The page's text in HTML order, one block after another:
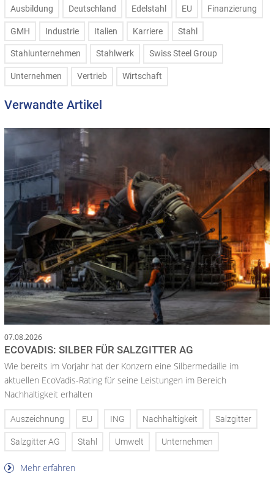
Ausbildung Deutschland Edelstahl EU Finanzierung
GMH Industrie Italien Karriere Stahl
Stahlunternehmen Stahlwerk Swiss Steel Group
Unternehmen Vertrieb Wirtschaft
Verwandte Artikel
07.08.2026
ECOVADIS: SILBER FÜR SALZGITTER AG
Wie bereits im Vorjahr hat der Konzern eine Silbermedaille im
aktuellen EcoVadis-Rating für seine Leistungen im Bereich
Nachhaltigkeit erhalten
Auszeichnung EU ING Nachhaltigkeit Salzgitter
Salzgitter AG Stahl Umwelt Unternehmen
Mehr erfahren